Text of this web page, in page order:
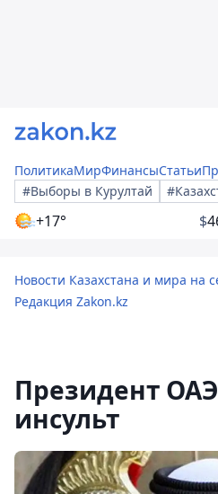
ПолитикаМирФинансыСтатьи
#Выборы в Курултай
+17° $
Новости Казахстана и мира на
Редакция Zakon.kz
Президент
инсульт